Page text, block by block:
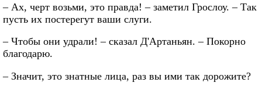
– Ах, черт возьми, это правда! – заметил Грослоу. – Так
пусть их постерегут ваши слуги.
– Чтобы они удрали! – сказал Д'Артаньян. – Покорно
благодарю.
– Значит, это знатные лица, раз вы ими так дорожите?